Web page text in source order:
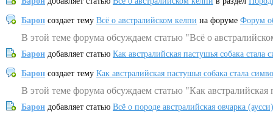
Барон создает тему Всё о австралийском келпи на форуме Форум
В этой теме форума обсуждаем статью "Всё о
Барон добавляет статью Как австралийская пастушья собака
Барон создает тему Как австралийская пастушья собака стала
В этой теме форума обсуждаем статью "Как
Барон добавляет статью Всё о породе австралийская овчарка (аусси)